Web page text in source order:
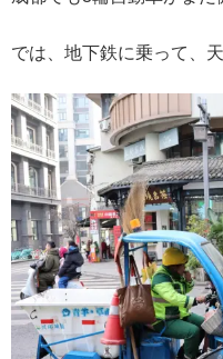
では、地下鉄に乗って、